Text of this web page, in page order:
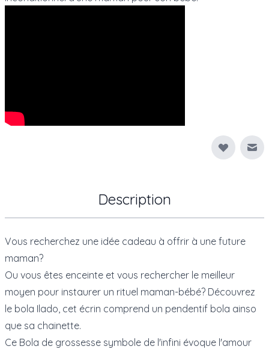
Description
Vous recherchez une idée cadeau à offrir à une future
maman?
Ou vous êtes enceinte et vous rechercher le meilleur
moyen pour instaurer un rituel maman-bébé? Découvrez
le bola Ilado, cet écrin comprend un pendentif bola ainso
que sa chainette.
Ce Bola de grossesse symbole de l'infini évoque l'amour